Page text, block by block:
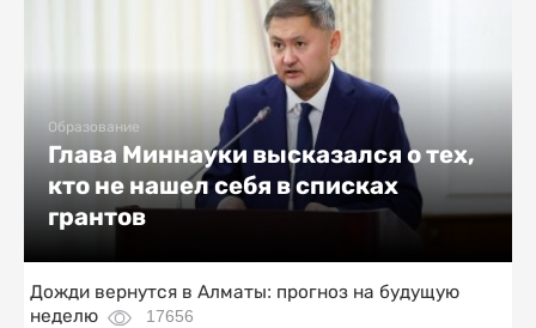
Образование
Глава Миннауки высказался о тех,
кто не нашел себя в списках
грантов
Дожди вернутся в Алматы: прогноз на будущую
неделю
17656